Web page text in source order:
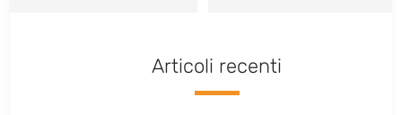
Articoli recenti